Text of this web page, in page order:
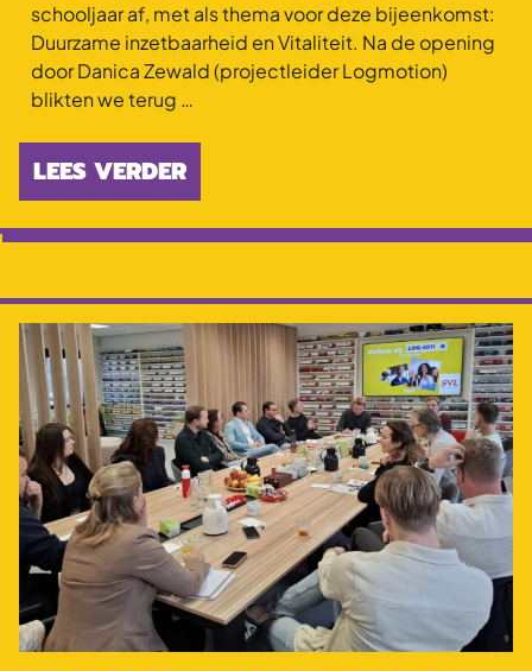
schooljaar af, met als thema voor deze bijeenkomst:
Duurzame inzetbaarheid en Vitaliteit. Na de opening
door Danica Zewald (projectleider Logmotion)
blikten we terug …
LEES VERDER